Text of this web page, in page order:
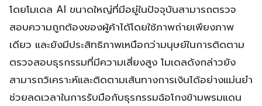
โดยโมเดล AI ขนาดใหญ่ที่มีอยู่ในปัจจุบันสามารถตรวจ
สอบความถูกต้องของผู้ค้าได้โดยใช้ภาพถ่ายเพียงภาพ
เดียว และยังมีประสิทธิภาพเหนือกว่ามนุษย์ในการติดตาม
ตรวจสอบธุรกรรมที่มีความเสี่ยงสูง โมเดลดังกล่าวยัง
สามารถวิเคราะห์และติดตามเส้นทางการเงินได้อย่างแม่นยำ
ช่วยลดเวลาในการรับมือกับธุรกรรมฉ้อโกงข้ามพรมแดน